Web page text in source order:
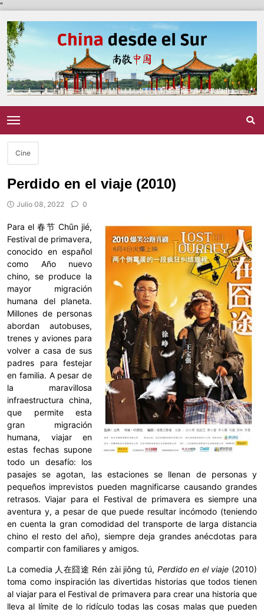
"
Cine
Perdido en el viaje (2010)
Julio 08, 2022 0
Para el 春节 Chūn jié,
Festival de primavera,
conocido en español
como Año nuevo
chino, se produce la
mayor migración
humana del planeta.
Millones de personas
abordan autobuses,
trenes y aviones para
volver a casa de sus
padres para festejar
en familia. A pesar de
la maravillosa
infraestructura china,
que permite esta
gran migración
humana, viajar en
estas fechas supone
todo un desafío: los
pasajes se agotan, las estaciones se llenan de personas y
pequeños imprevistos pueden magnificarse causando grandes
retrasos. Viajar para el Festival de primavera es siempre una
aventura y, a pesar de que puede resultar incómodo (teniendo
en cuenta la gran comodidad del transporte de larga distancia
chino el resto del año), siempre deja grandes anécdotas para
compartir con familiares y amigos.
La comedia 人在囧途 Rén zài jiǒng tú, Perdido en el viaje (2010)
toma como inspiración las divertidas historias que todos tienen
al viajar para el Festival de primavera para crear una historia que
lleva al límite de lo ridículo todas las cosas malas que pueden